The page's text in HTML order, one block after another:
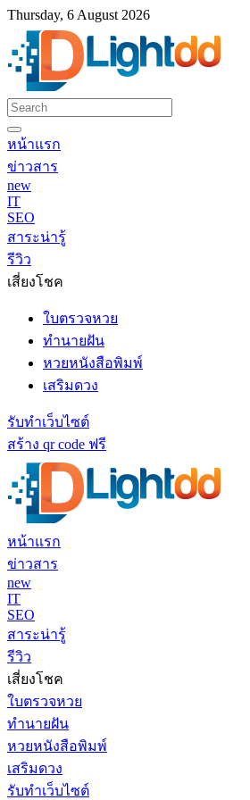
Thursday, 6 August 2026
หน้าแรก
ข่าวสาร
new
IT
SEO
สาระน่ารู้
รีวิว
เสี่ยงโชค
ใบตรวจหวย
ทำนายฝัน
หวยหนังสือพิมพ์
เสริมดวง
รับทำเว็บไซต์
สร้าง qr code ฟรี
หน้าแรก
ข่าวสาร
new
IT
SEO
สาระน่ารู้
รีวิว
เสี่ยงโชค
ใบตรวจหวย
ทำนายฝัน
หวยหนังสือพิมพ์
เสริมดวง
รับทำเว็บไซต์